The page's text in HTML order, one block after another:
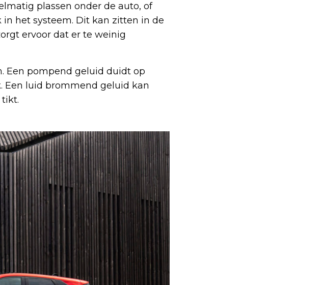
plassen onder de auto, of
het systeem. Dit kan zitten in de
ervoor dat er te weinig
Een pompend geluid duidt op
Een luid brommend geluid kan